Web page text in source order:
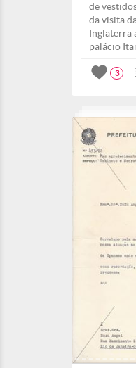
de
da visita
Inglaterra
palácio
3